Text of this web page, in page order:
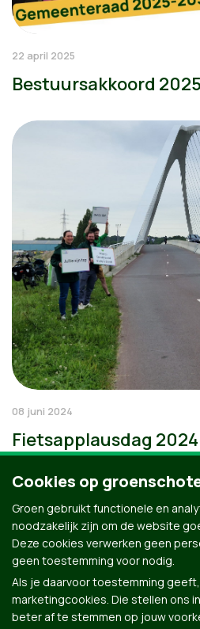
22 april 2025
Bestuursakkoord
08 juni 2024
Fietsapplausdag 2024
Cookies op
Groen gebruikt functionele en
noodzakelijk zijn om de website
Deze cookies verwerken geen
geen toestemming voor nodig.
Als je daarvoor toestemming
marketingcookies. Die stellen ons
beter af te stemmen op jouw